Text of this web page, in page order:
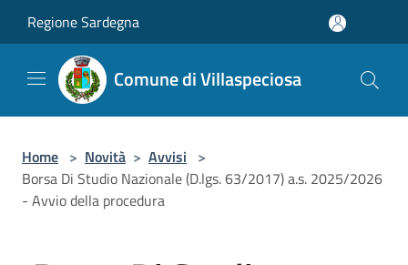
Regione Sardegna
Comune di Villaspeciosa
Home > Novità > Avvisi >
Borsa Di Studio Nazionale (D.lgs. 63/2017) a.s. 2025/2026
- Avvio della procedura